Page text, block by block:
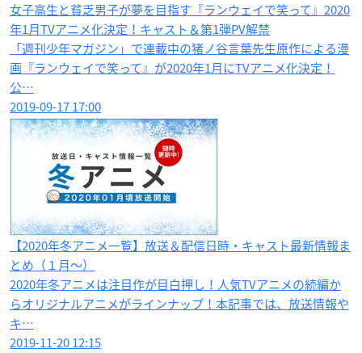
女子高生と貧乏男子が夢を目指す『ランウェイで笑って』2020
年1月TVアニメ化決定！キャスト＆第1弾PV解禁
「週刊少年マガジン」で連載中の猪ノ谷言葉先生原作による漫
画『ランウェイで笑って』が2020年1月にTVアニメ化決定！
公…
2019-09-17 17:00
【2020年冬アニメ一覧】放送＆配信日時・キャスト最新情報ま
とめ（１月〜）
2020年冬アニメは注目作が目白押し！人気TVアニメの続編か
らオリジナルアニメがラインナップ！本記事では、放送情報や
キ…
2019-11-20 12:15